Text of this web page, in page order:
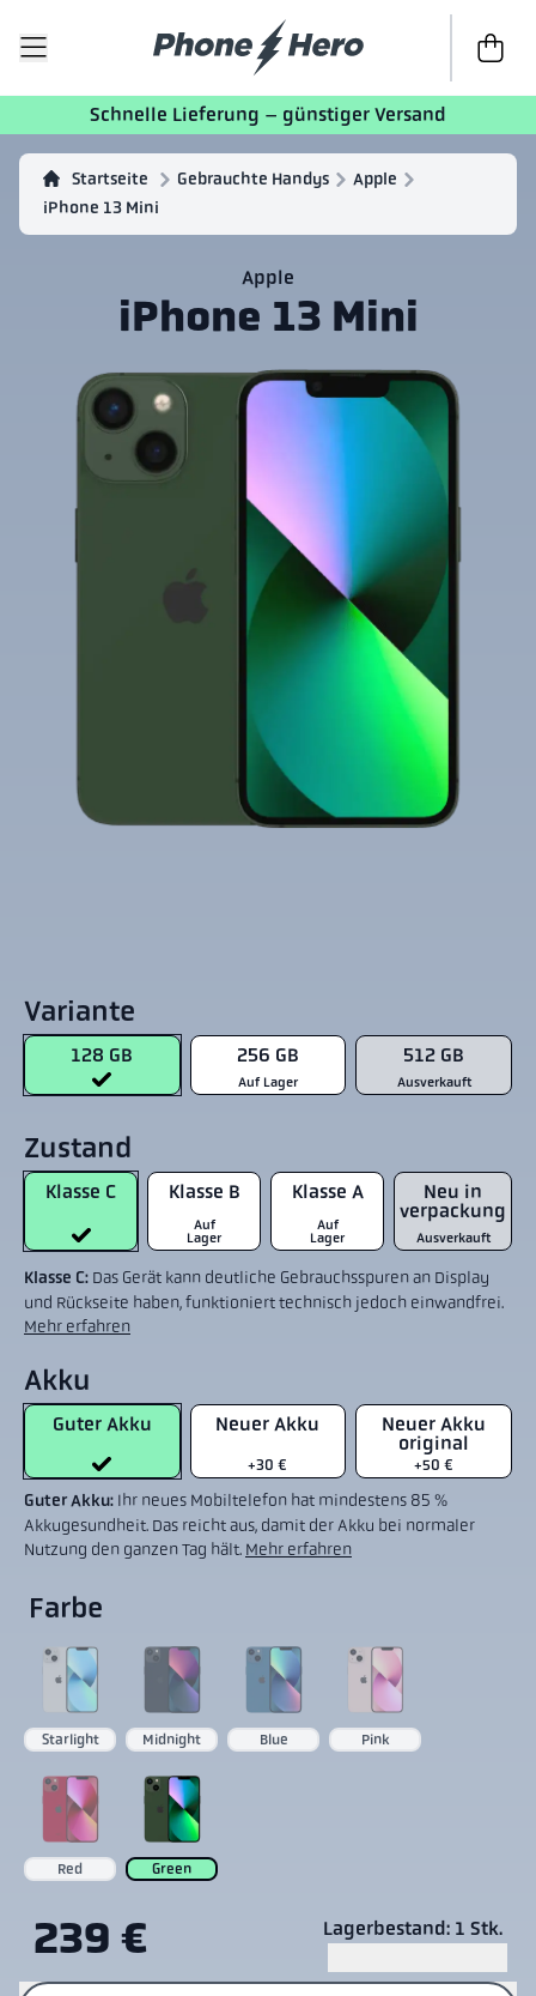
Zur Kasse
Schnelle Lieferung – günstiger Versand
Startseite Gebrauchte Handys
Apple
iPhone 13 Mini
Apple
iPhone 13 Mini
Variante
128 GB 256 GB
Auf Lager
512 GB
Ausverkauft
Zustand
Klasse C Klasse B
Auf
Lager
Klasse A
Auf
Lager
Neu in
verpackung
Ausverkauft
Klasse C: Das Gerät kann deutliche Gebrauchsspuren an Display
und Rückseite haben, funktioniert technisch jedoch einwandfrei.
Mehr erfahren
Akku
Guter Akku Neuer Akku
+30 €
Neuer Akku
original
+50 €
Guter Akku: Ihr neues Mobiltelefon hat mindestens 85 %
Akkugesundheit. Das reicht aus, damit der Akku bei normaler
Nutzung den ganzen Tag hält. Mehr erfahren
Farbe
Starlight Midnight Blue Pink
Red Green
239 € Lagerbestand: 1 Stk.